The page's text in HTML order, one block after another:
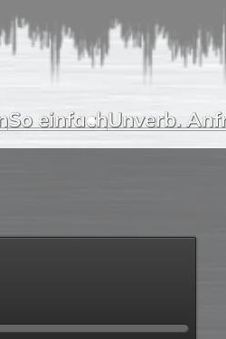
So einfachUnverb.